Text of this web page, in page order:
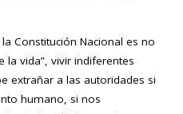
Constitución Nacional es no
la vida”, vivir indiferentes
extrañar a las autoridades si
humano, si nos